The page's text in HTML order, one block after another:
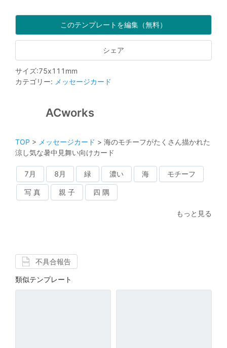
このテンプレートを編集（無料）
シェア
サイズ:75x111 mm
カテゴリー: メッセージカード
ACworks
TOP > メッセージカード > 海のモチーフがたくさん描かれた
涼し気な暑中見舞い向けカード
7月 8月 緑 濃い 海 モチーフ
写 真 親 子 四 隅
もっと見る
不具合報告
類似テンプレート